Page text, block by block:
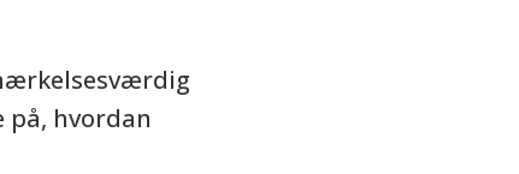
hvordan